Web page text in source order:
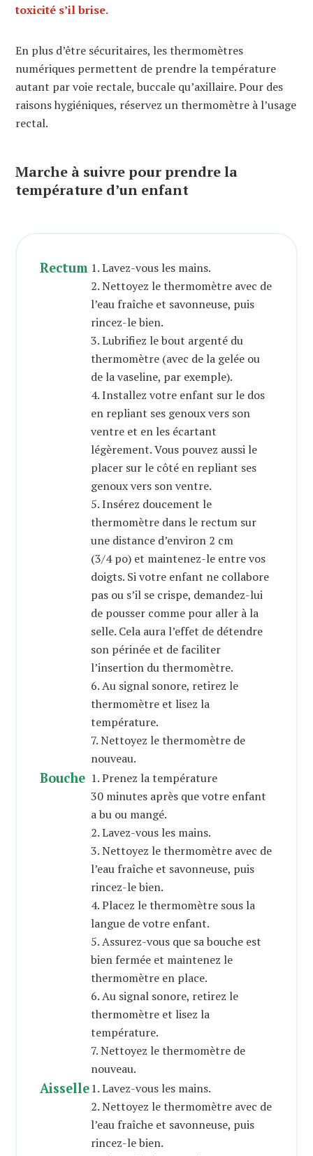
toxicité s’il brise.
En plus d’être sécuritaires, les thermomètres
numériques permettent de prendre la température
autant par voie rectale, buccale qu’axillaire. Pour des
raisons hygiéniques, réservez un thermomètre à l’usage
rectal.
Marche à suivre pour prendre la
température d’un enfant
Rectum 1. Lavez-vous les mains.
2. Nettoyez le thermomètre avec de
l’eau fraîche et savonneuse, puis
rincez-le bien.
3. Lubrifiez le bout argenté du
thermomètre (avec de la gelée ou
de la vaseline, par exemple).
4. Installez votre enfant sur le dos
en repliant ses genoux vers son
ventre et en les écartant
légèrement. Vous pouvez aussi le
placer sur le côté en repliant ses
genoux vers son ventre.
5. Insérez doucement le
thermomètre dans le rectum sur
une distance d’environ 2 cm
(3/4 po) et maintenez-le entre vos
doigts. Si votre enfant ne collabore
pas ou s’il se crispe, demandez-lui
de pousser comme pour aller à la
selle. Cela aura l’effet de détendre
son périnée et de faciliter
l’insertion du thermomètre.
6. Au signal sonore, retirez le
thermomètre et lisez la
température.
7. Nettoyez le thermomètre de
nouveau.
Bouche 1. Prenez la température
30 minutes après que votre enfant
a bu ou mangé.
2. Lavez-vous les mains.
3. Nettoyez le thermomètre avec de
l’eau fraîche et savonneuse, puis
rincez-le bien.
4. Placez le thermomètre sous la
langue de votre enfant.
5. Assurez-vous que sa bouche est
bien fermée et maintenez le
thermomètre en place.
6. Au signal sonore, retirez le
thermomètre et lisez la
température.
7. Nettoyez le thermomètre de
nouveau.
Aisselle1. Lavez-vous les mains.
2. Nettoyez le thermomètre avec de
l’eau fraîche et savonneuse, puis
rincez-le bien.